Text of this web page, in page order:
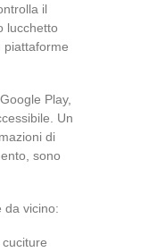
il
lucchetto
piattaforme
Play,
Un
di
sono
da vicino: